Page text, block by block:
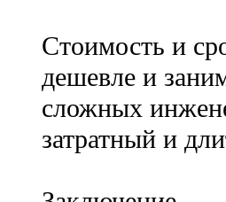
Стоимость и
дешевле и
сложных
затратный и